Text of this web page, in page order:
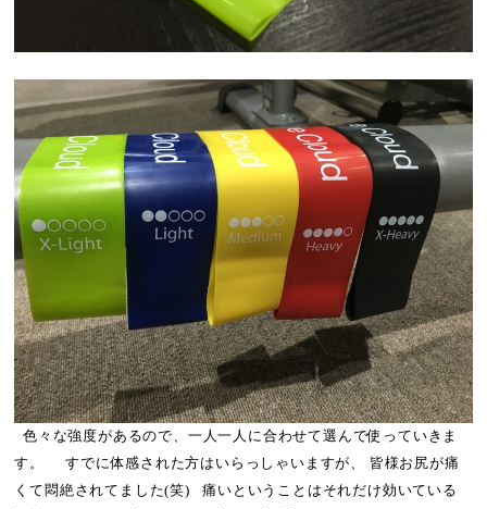
色々な強度があるので、一人一人に合わせて選んで使っていきま
す。 すでに体感された方はいらっしゃいますが、 皆様お尻が痛
くて悶絶されてました(笑) 痛いということはそれだけ効いている